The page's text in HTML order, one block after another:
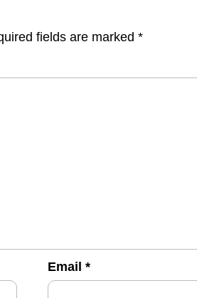
fields are marked *
Email *